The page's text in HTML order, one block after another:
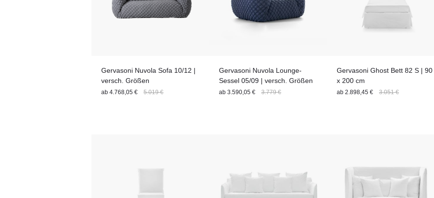
Gervasoni Nuvola Sofa 10/12 |
versch. Größen
ab 4.768,05 € 5.019 €
Gervasoni Nuvola Lounge-
Sessel 05/09 | versch. Größen
ab 3.590,05 € 3.779 €
Gervasoni Ghost Bett 82 S | 90
x 200 cm
ab 2.898,45 € 3.051 €